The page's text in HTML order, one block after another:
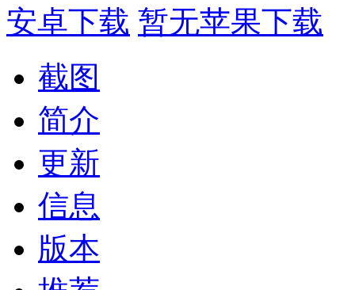
安卓下载 暂无苹果下载
截图
简介
更新
信息
版本